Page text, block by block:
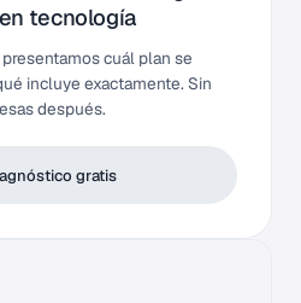
tecnología
cuál plan se
incluye exactamente. Sin
después.
gratis